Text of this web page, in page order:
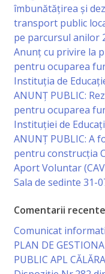
îmbunătățirea și
transport public
pe parcursul anilor
Anunț cu privire la
pentru ocuparea
Instituția de
ANUNȚ PUBLIC:
pentru ocuparea
Instituției de
ANUNȚ PUBLIC: A
pentru construcția
Aport Voluntar
Sala de sedinte 31-
Comentarii recente
Comunicat
PLAN DE
PUBLIC APL